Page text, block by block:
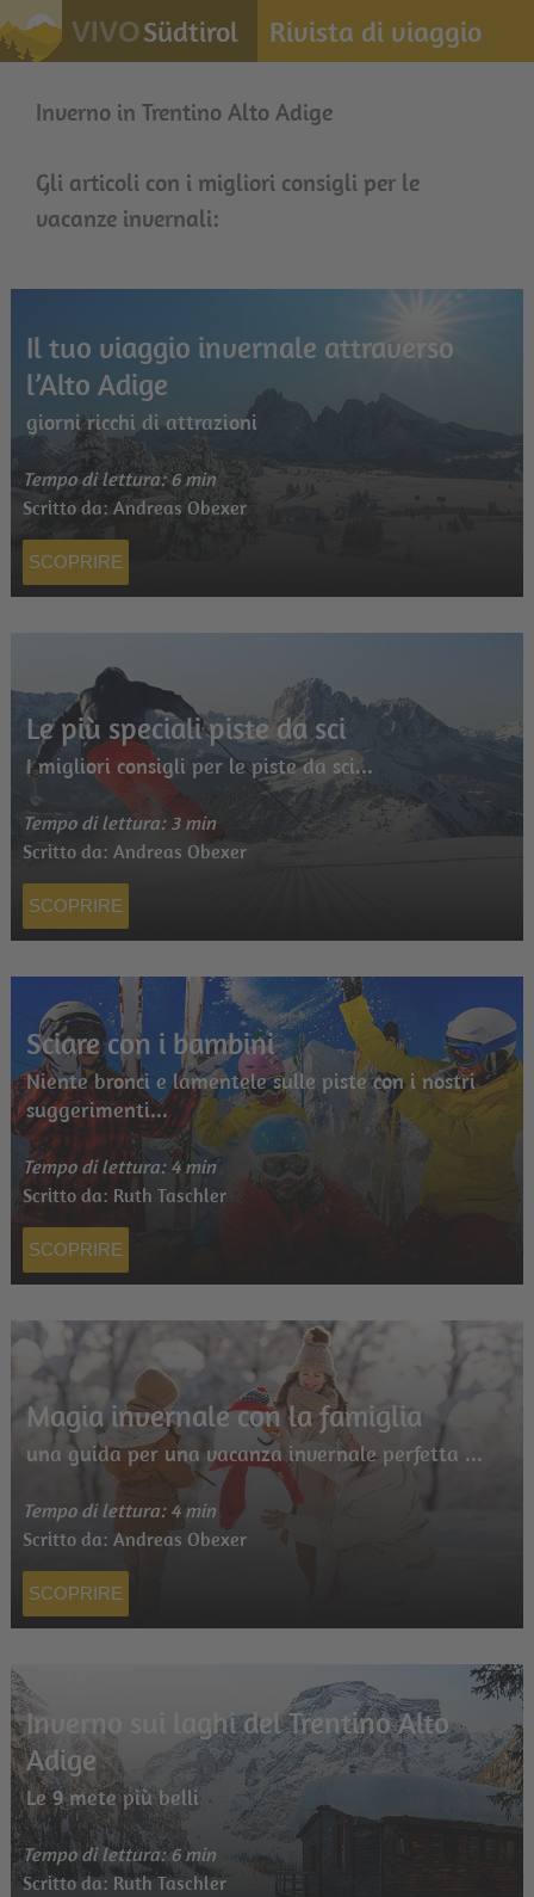
VIVOSüdtirol Rivista di viaggio
Inverno in Trentino Alto Adige
Gli articoli con i migliori consigli per le
vacanze invernali:
Il tuo viaggio invernale attraverso
l’Alto Adige
giorni ricchi di attrazioni
Tempo di lettura: 6 min
Scritto da: Andreas Obexer
SCOPRIRE
Le più speciali piste da sci
I migliori consigli per le piste da sci...
Tempo di lettura: 3 min
Scritto da: Andreas Obexer
SCOPRIRE
Sciare con i bambini
Niente bronci e lamentele sulle piste con i nostri
suggerimenti...
Tempo di lettura: 4 min
Scritto da: Ruth Taschler
SCOPRIRE
Magia invernale con la famiglia
una guida per una vacanza invernale perfetta ...
Tempo di lettura: 4 min
Scritto da: Andreas Obexer
SCOPRIRE
Inverno sui laghi del Trentino Alto
Adige
Le 9 mete più belli
Tempo di lettura: 6 min
Scritto da: Ruth Taschler